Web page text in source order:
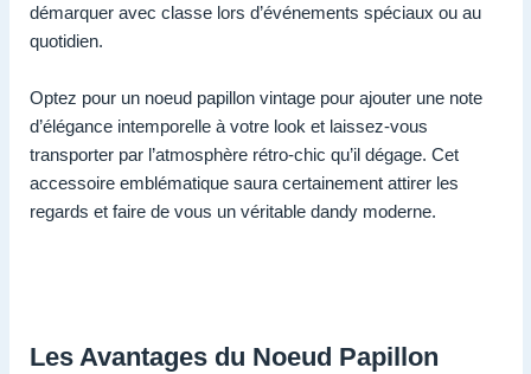
démarquer avec classe lors d’événements spéciaux ou au
quotidien.
Optez pour un noeud papillon vintage pour ajouter une note
d’élégance intemporelle à votre look et laissez-vous
transporter par l’atmosphère rétro-chic qu’il dégage. Cet
accessoire emblématique saura certainement attirer les
regards et faire de vous un véritable dandy moderne.
Les Avantages du Noeud Papillon